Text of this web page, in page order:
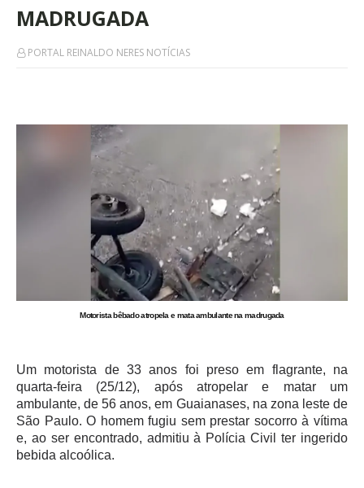
MADRUGADA
PORTAL REINALDO NERES NOTÍCIAS
Motorista bêbado atropela e mata ambulante na madrugada
Um motorista de 33 anos foi preso em flagrante, na
quarta-feira (25/12), após atropelar e matar um
ambulante, de 56 anos, em Guaianases, na zona leste de
São Paulo. O homem fugiu sem prestar socorro à vítima
e, ao ser encontrado, admitiu à Polícia Civil ter ingerido
bebida alcoólica.